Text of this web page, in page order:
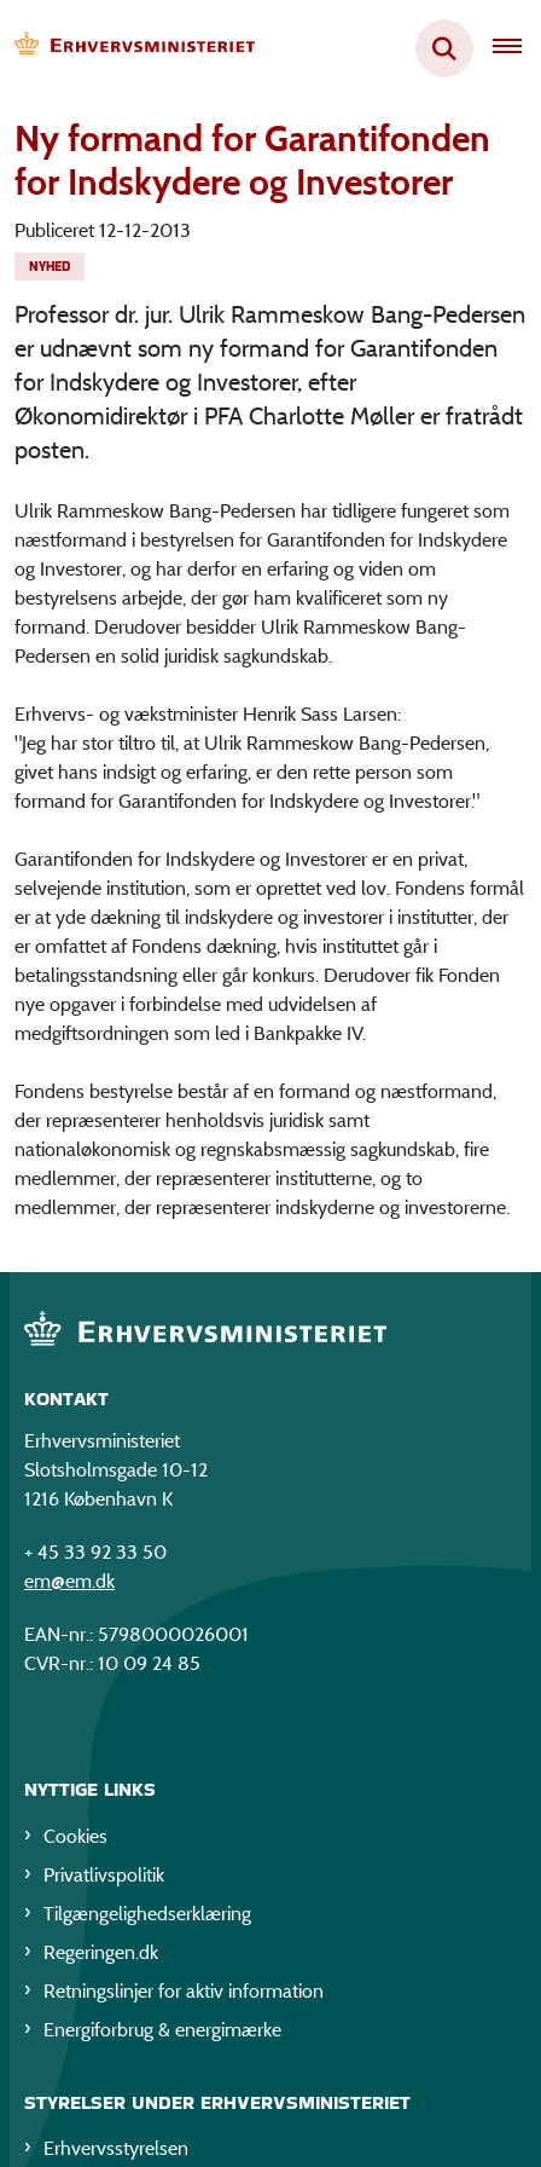
Ny formand for Garantifonden
for Indskydere og Investorer
Publiceret 12-12-2013
NYHED
Professor dr. jur. Ulrik Rammeskow Bang-Pedersen
er udnævnt som ny formand for Garantifonden
for Indskydere og Investorer, efter
Økonomidirektør i PFA Charlotte Møller er fratrådt
posten.
Ulrik Rammeskow Bang-Pedersen har tidligere fungeret som
næstformand i bestyrelsen for Garantifonden for Indskydere
og Investorer, og har derfor en erfaring og viden om
bestyrelsens arbejde, der gør ham kvalificeret som ny
formand. Derudover besidder Ulrik Rammeskow Bang-
Pedersen en solid juridisk sagkundskab.
Erhvervs- og vækstminister Henrik Sass Larsen:
"Jeg har stor tiltro til, at Ulrik Rammeskow Bang-Pedersen,
givet hans indsigt og erfaring, er den rette person som
formand for Garantifonden for Indskydere og Investorer."
Garantifonden for Indskydere og Investorer er en privat,
selvejende institution, som er oprettet ved lov. Fondens formål
er at yde dækning til indskydere og investorer i institutter, der
er omfattet af Fondens dækning, hvis instituttet går i
betalingsstandsning eller går konkurs. Derudover fik Fonden
nye opgaver i forbindelse med udvidelsen af
medgiftsordningen som led i Bankpakke IV.
Fondens bestyrelse består af en formand og næstformand,
der repræsenterer henholdsvis juridisk samt
nationaløkonomisk og regnskabsmæssig sagkundskab, fire
medlemmer, der repræsenterer institutterne, og to
medlemmer, der repræsenterer indskyderne og investorerne.
KONTAKT
Erhvervsministeriet
Slotsholmsgade 10-12
1216 København K
+ 45 33 92 33 50
em@em.dk
EAN-nr.: 5798000026001
CVR-nr.: 10 09 24 85
NYTTIGE LINKS
Cookies
Privatlivspolitik
Tilgængelighedserklæring
Regeringen.dk
Retningslinjer for aktiv information
Energiforbrug & energimærke
STYRELSER UNDER ERHVERVSMINISTERIET
Erhvervsstyrelsen